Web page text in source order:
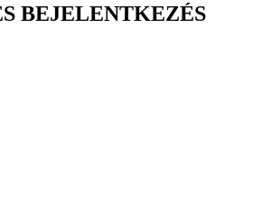
BEJELENTKEZÉS